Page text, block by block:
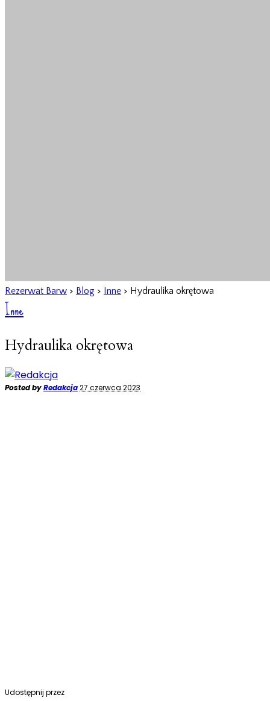
Rezerwat Barw > Blog > Inne > Hydraulika okrętowa
Inne
Hydraulika okrętowa
Posted byRedakcja27 czerwca 2023
Udostępnij przez